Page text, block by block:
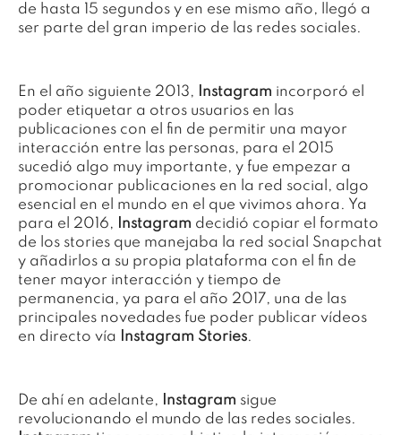
de hasta 15 segundos y en ese mismo año, llegó a
ser parte del gran imperio de las redes sociales.
En el año siguiente 2013, Instagram incorporó el
poder etiquetar a otros usuarios en las
publicaciones con el fin de permitir una mayor
interacción entre las personas, para el 2015
sucedió algo muy importante, y fue empezar a
promocionar publicaciones en la red social, algo
esencial en el mundo en el que vivimos ahora. Ya
para el 2016, Instagram decidió copiar el formato
de los stories que manejaba la red social Snapchat
y añadirlos a su propia plataforma con el fin de
tener mayor interacción y tiempo de
permanencia, ya para el año 2017, una de las
principales novedades fue poder publicar vídeos
en directo vía Instagram Stories.
De ahí en adelante, Instagram sigue
revolucionando el mundo de las redes sociales.